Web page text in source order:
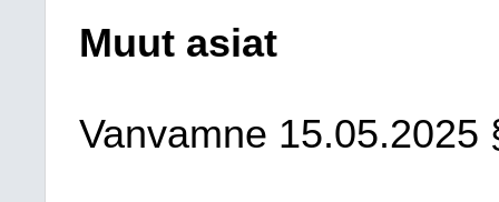
Muut asiat
Vanvamne 15.05.2025